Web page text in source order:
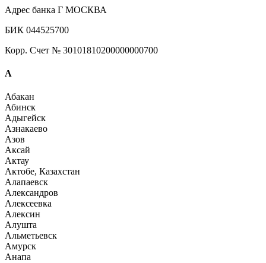
Адрес банка Г МОСКВА
БИК 044525700
Корр. Счет № 30101810200000000700
А
Абакан
Абинск
Адыгейск
Азнакаево
Азов
Аксай
Актау
Актобе, Казахстан
Алапаевск
Александров
Алексеевка
Алексин
Алушта
Альметьевск
Амурск
Анапа